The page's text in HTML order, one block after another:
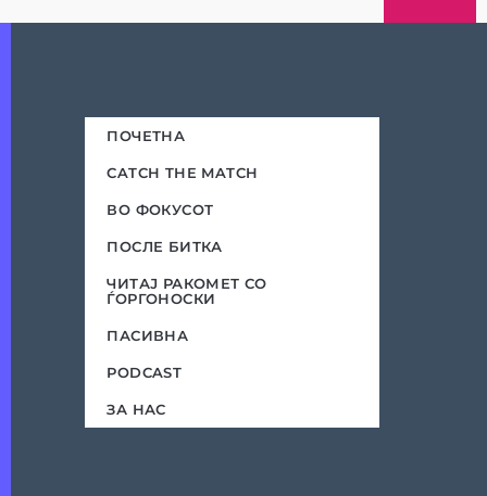
ПОЧЕТНА
CATCH THE MATCH
ВО ФОКУСОТ
ПОСЛЕ БИТКА
ЧИТАЈ РАКОМЕТ СО
ЃОРГОНОСКИ
ПАСИВНА
PODCAST
ЗА НАС